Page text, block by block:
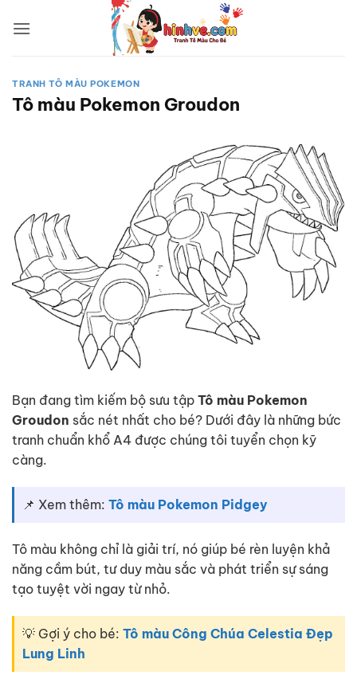
qua
TRANH TÔ MÀU POKEMON
Tô màu Pokemon Groudon
Bạn đang tìm kiếm bộ sưu tập Tô màu Pokemon
Groudon sắc nét nhất cho bé? Dưới đây là những bức
tranh chuẩn khổ A4 được chúng tôi tuyển chọn kỹ
càng.
📌 Xem thêm: Tô màu Pokemon Pidgey
Tô màu không chỉ là giải trí, nó giúp bé rèn luyện khả
năng cầm bút, tư duy màu sắc và phát triển sự sáng
tạo tuyệt vời ngay từ nhỏ.
💡 Gợi ý cho bé: Tô màu Công Chúa Celestia Đẹp
Lung Linh